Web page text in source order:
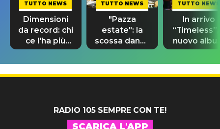
TUTTO NEWS
Dimensioni
da record: chi
ce l'ha più
lungo nel
mondo?
TUTTO NEWS
"Pazza
estate": la
scossa dance
di Sara
Tommasi
TUTTO NEWS
In arrivo
nuovo
di Prince
10 brani
inediti
RADIO 105 SEMPRE CON TE!
SCARICA L'APP